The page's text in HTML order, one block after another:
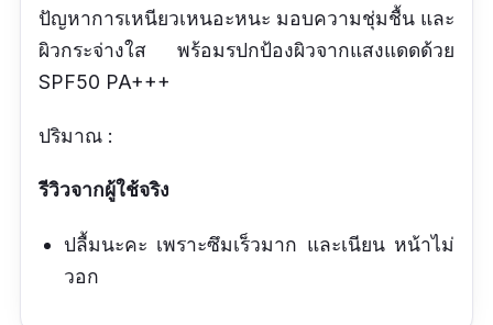
ปัญหาการเหนียวเหนอะหนะ มอบความชุ่มชื้น และ
ผิวกระจ่างใส พร้อมรปกป้องผิวจากแสงแดดด้วย
SPF50 PA+++
ปริมาณ :
รีวิวจากผู้ใช้จริง
ปลื้มนะคะ เพราะซึมเร็วมาก และเนียน หน้าไม่
วอก